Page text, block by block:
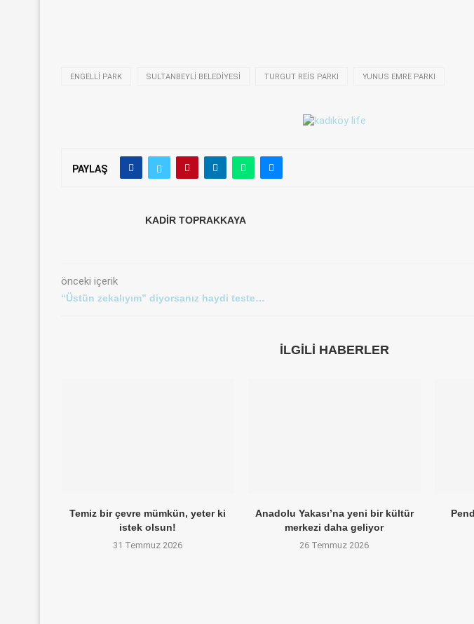
ENGELLI PARK SULTANBEYLI BELEDIYESI TURGUT REIS PARKI YUNUS EMRE PARKI
PAYLAŞ
KADIR TOPRAKKAYA
önceki içerik
“Üstün zekalıyım” diyorsanız haydi teste…
İLGILI HABERLER
Temiz bir çevre mümkün, yeter ki
istek olsun!
31 Temmuz 2026
Anadolu Yakası’na yeni bir kültür
merkezi daha geliyor
26 Temmuz 2026